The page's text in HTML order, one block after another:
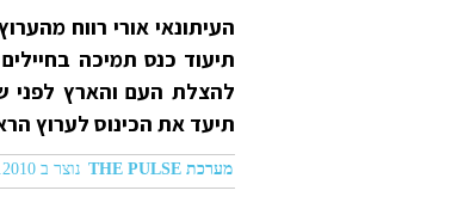
העיתונאי אורי רווח
תיעוד כנס תמיכה
להצלת העם והארץ לפני
תיעד את הכינוס לערוץ
מערכת THE PULSE נוצר ב 14.03.2010 01:03